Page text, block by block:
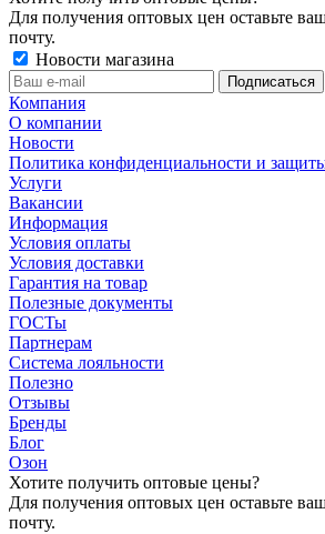
Для получения оптовых цен оставьте
почту.
Новости магазина
Компания
О компании
Новости
Политика конфиденциальности и
Услуги
Вакансии
Информация
Условия оплаты
Условия доставки
Гарантия на товар
Полезные документы
ГОСТы
Партнерам
Система лояльности
Полезно
Отзывы
Бренды
Блог
Озон
Хотите получить оптовые цены?
Для получения оптовых цен оставьте
почту.